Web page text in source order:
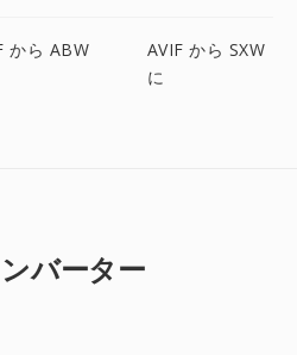
から ABW
AVIF から SXW
に
バーター